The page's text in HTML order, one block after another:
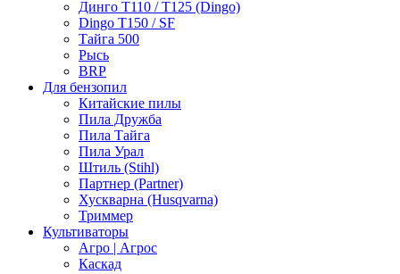
Динго T110 / T125 (Dingo)
Dingo T150 / SF
Тайга 500
Рысь
BRP
Для бензопил
Китайские пилы
Пила Дружба
Пила Тайга
Пила Урал
Штиль (Stihl)
Партнер (Partner)
Хускварна (Husqvarna)
Триммер
Культиваторы
Агро | Агрос
Каскад